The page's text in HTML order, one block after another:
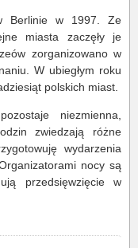
Berlinie w 1997. Ze
miasta zaczęły je
zorganizowano w
W ubiegłym roku
polskich miast.
niezmienna,
zwiedzają różne
wydarzenia
nocy są
przedsięwzięcie w